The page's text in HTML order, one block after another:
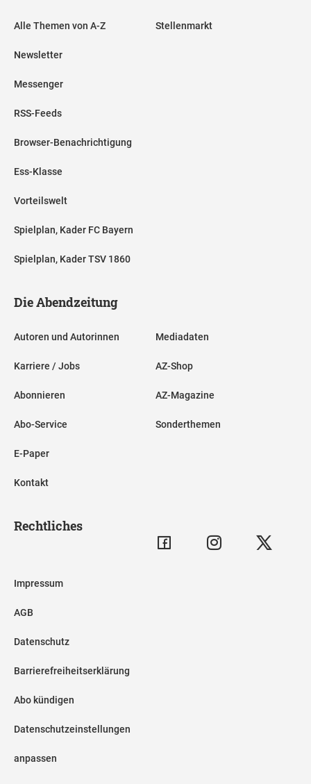
Alle Themen von A-Z
Newsletter
Messenger
RSS-Feeds
Browser-Benachrichtigung
Ess-Klasse
Vorteilswelt
Spielplan, Kader FC Bayern
Spielplan, Kader TSV 1860
Stellenmarkt
Die Abendzeitung
Autoren und Autorinnen
Karriere / Jobs
Abonnieren
Abo-Service
E-Paper
Kontakt
Mediadaten
AZ-Shop
AZ-Magazine
Sonderthemen
Rechtliches
Impressum
AGB
Datenschutz
Barrierefreiheitserklärung
Abo kündigen
Datenschutzeinstellungen
anpassen